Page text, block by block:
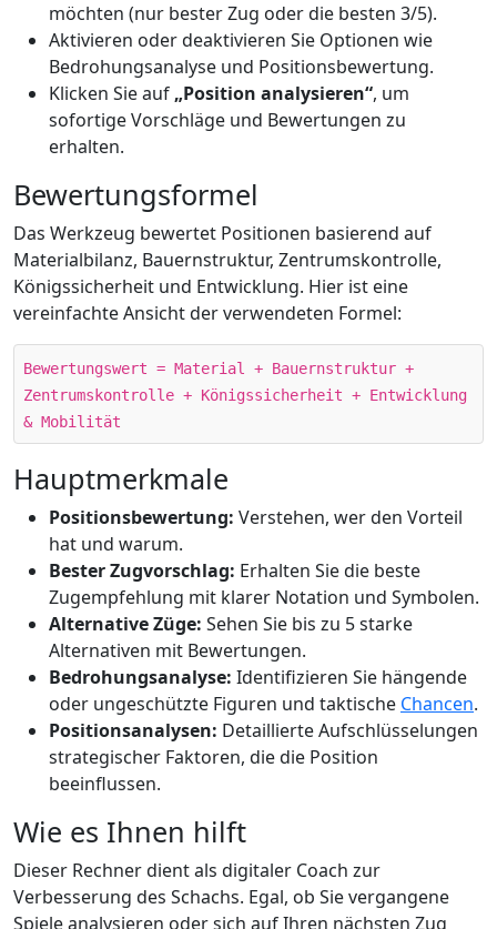
möchten (nur bester Zug oder die besten 3/5).
Aktivieren oder deaktivieren Sie Optionen wie
Bedrohungsanalyse und Positionsbewertung.
Klicken Sie auf „Position analysieren“, um
sofortige Vorschläge und Bewertungen zu
erhalten.
Bewertungsformel
Das Werkzeug bewertet Positionen basierend auf
Materialbilanz, Bauernstruktur, Zentrumskontrolle,
Königssicherheit und Entwicklung. Hier ist eine
vereinfachte Ansicht der verwendeten Formel:
Bewertungswert = Material + Bauernstruktur +
Zentrumskontrolle + Königssicherheit + Entwicklung
& Mobilität
Hauptmerkmale
Positionsbewertung: Verstehen, wer den Vorteil
hat und warum.
Bester Zugvorschlag: Erhalten Sie die beste
Zugempfehlung mit klarer Notation und Symbolen.
Alternative Züge: Sehen Sie bis zu 5 starke
Alternativen mit Bewertungen.
Bedrohungsanalyse: Identifizieren Sie hängende
oder ungeschützte Figuren und taktische Chancen.
Positionsanalysen: Detaillierte Aufschlüsselungen
strategischer Faktoren, die die Position
beeinflussen.
Wie es Ihnen hilft
Dieser Rechner dient als digitaler Coach zur
Verbesserung des Schachs. Egal, ob Sie vergangene
Spiele analysieren oder sich auf Ihren nächsten Zug